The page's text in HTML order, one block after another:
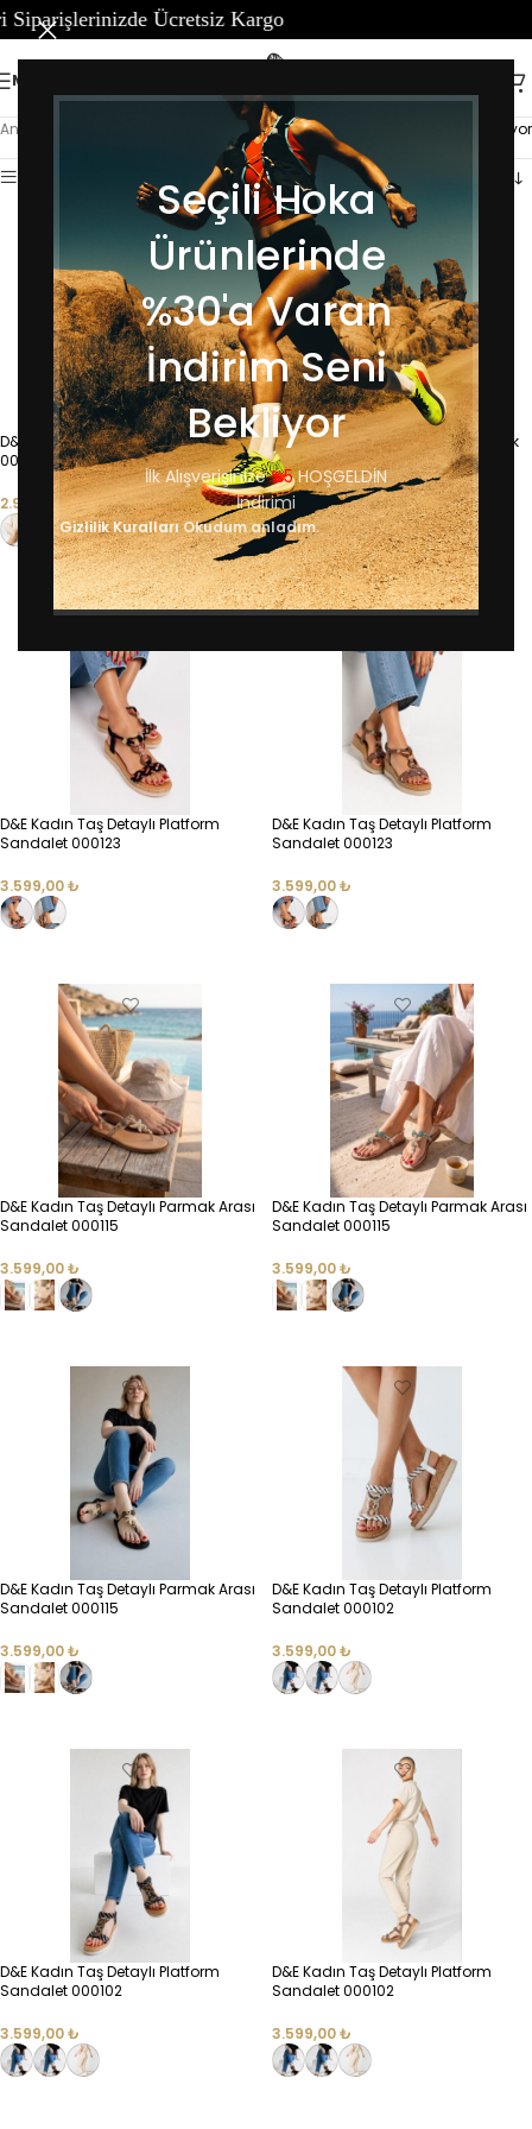
Seçili Hoka
Ürünlerinde
%30'a Varan
İndirim Seni
Bekliyor
İlk Alışverişinize%5HOŞGELDİN
İndirimi
Gizlilik KurallarıOkudum anladım.
Ücretsiz Kargo
MENÜ
Ana Sayfa 9 sonucun tümü gösteriliyor
D&E Kadın Dolgu Topuk Hasır Terlik
00085
2.999,00₺
SEÇENEKLER
D&E Kadın Dolgu Topuk Hasır Terlik
00085
2.999,00₺
SEÇENEKLER
D&E Kadın Taş Detaylı Platform
Sandalet 000123
3.599,00₺
D&E Kadın Taş Detaylı Platform
Sandalet 000123
3.599,00₺
D&E Kadın Taş Detaylı Parmak Arası
Sandalet 000115
3.599,00₺
D&E Kadın Taş Detaylı Parmak Arası
Sandalet 000115
3.599,00₺
D&E Kadın Taş Detaylı Parmak Arası
Sandalet 000115
3.599,00₺
D&E Kadın Taş Detaylı Platform
Sandalet 000102
3.599,00₺
D&E Kadın Taş Detaylı Platform
Sandalet 000102
3.599,00₺
D&E Kadın Taş Detaylı Platform
Sandalet 000102
3.599,00₺